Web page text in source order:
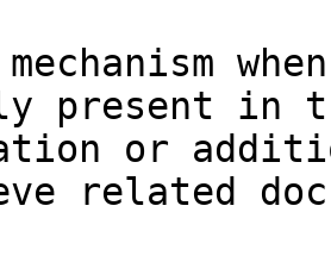
present in
or